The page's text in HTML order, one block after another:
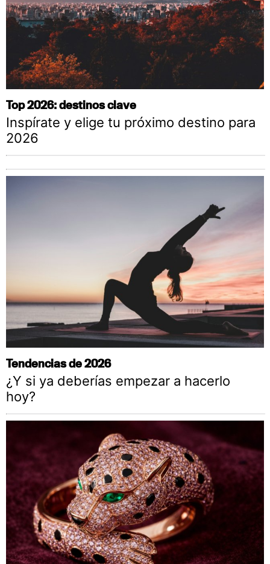
Top 2026: destinos clave
Inspírate y elige tu próximo destino para
2026
Tendencias de 2026
¿Y si ya deberías empezar a hacerlo
hoy?